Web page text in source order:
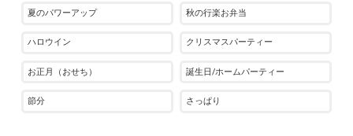
夏のパワーアップ 秋の行楽お弁当
ハロウイン クリスマスパーティー
お正月（おせち） 誕生日/ホームパーティー
節分 さっぱり